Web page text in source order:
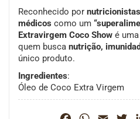
Reconhecido por
médicos como um
Extravirgem Coco Show é
quem busca nutrição,
único produto.
Ingredientes:
Óleo de Coco Extra Virgem